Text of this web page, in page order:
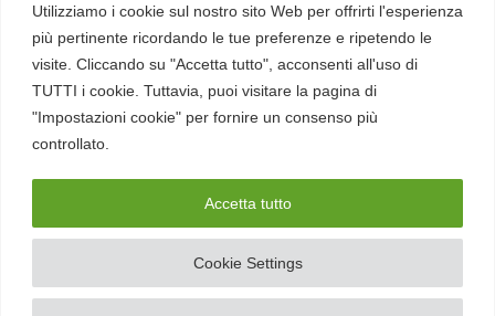
Utilizziamo i cookie sul nostro sito Web per offrirti l'esperienza
più pertinente ricordando le tue preferenze e ripetendo le
visite. Cliccando su "Accetta tutto", acconsenti all'uso di
TUTTI i cookie. Tuttavia, puoi visitare la pagina di
"Impostazioni cookie" per fornire un consenso più
controllato.
Cookie Settings
Accetta tutto
Eventi
Fumetto Cyber
Newsletter
Servizi
Pubblicità
English
Ultime CVE critiche
2026 – REDHOTCYBER Srl. Tutti i diritti riservati